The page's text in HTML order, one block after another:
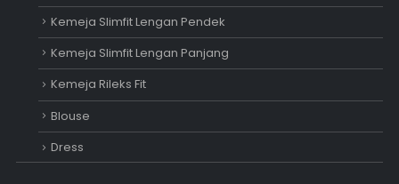
Kemeja Slimfit Lengan Pendek
Kemeja Slimfit Lengan Panjang
Kemeja Rileks Fit
Blouse
Dress